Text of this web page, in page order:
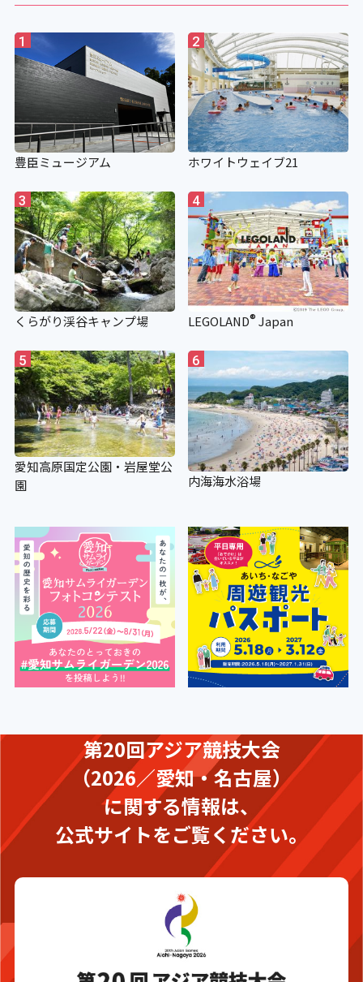
×
施設の点字案内
×
階段手すり点字シート
×
視覚障がい者誘導用ブロック
〇
入場料等
アイコンの説明
〇 各種障害者手帳をお持ちの方と付き
添い１名まで有料企画展が無料。
1
豊臣ミュージアム
2
ホワイトウェイブ21
3
くらがり渓谷キャンプ場
4
LEGOLAND®Japan
5
愛知高原国定公園・岩屋堂公
園
6
内海海水浴場
第20回アジア競技大会
（2026／愛知・名古屋）
に関する情報は、
公式サイトをご覧ください。